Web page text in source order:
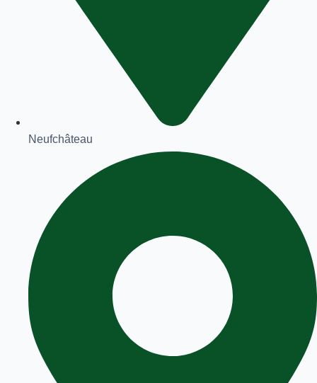
Neufchâteau